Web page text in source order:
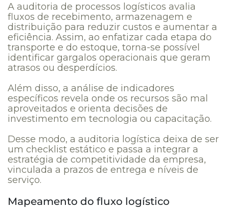
A auditoria de processos logísticos avalia
fluxos de recebimento, armazenagem e
distribuição para reduzir custos e aumentar a
eficiência. Assim, ao enfatizar cada etapa do
transporte e do estoque, torna-se possível
identificar gargalos operacionais que geram
atrasos ou desperdícios.
Além disso, a análise de indicadores
específicos revela onde os recursos são mal
aproveitados e orienta decisões de
investimento em tecnologia ou capacitação.
Desse modo, a auditoria logística deixa de ser
um checklist estático e passa a integrar a
estratégia de competitividade da empresa,
vinculada a prazos de entrega e níveis de
serviço.
Mapeamento do fluxo logístico